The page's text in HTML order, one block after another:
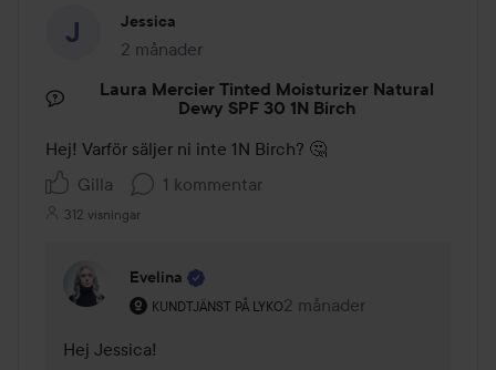
Jessica
2 månader
Inlägget skapades 2 månader
Laura Mercier Tinted Moisturizer Natural
Dewy SPF 30 1N Birch
Hej! Varför säljer ni inte 1N Birch? 🤔
Gilla
1 kommentar
312 visningar
Evelina
KUNDTJÄNST PÅ LYKO
Användarens roll: Kundtjänst på Lyko.
2 månader
Kommentaren lades 2
Hej Jessica!